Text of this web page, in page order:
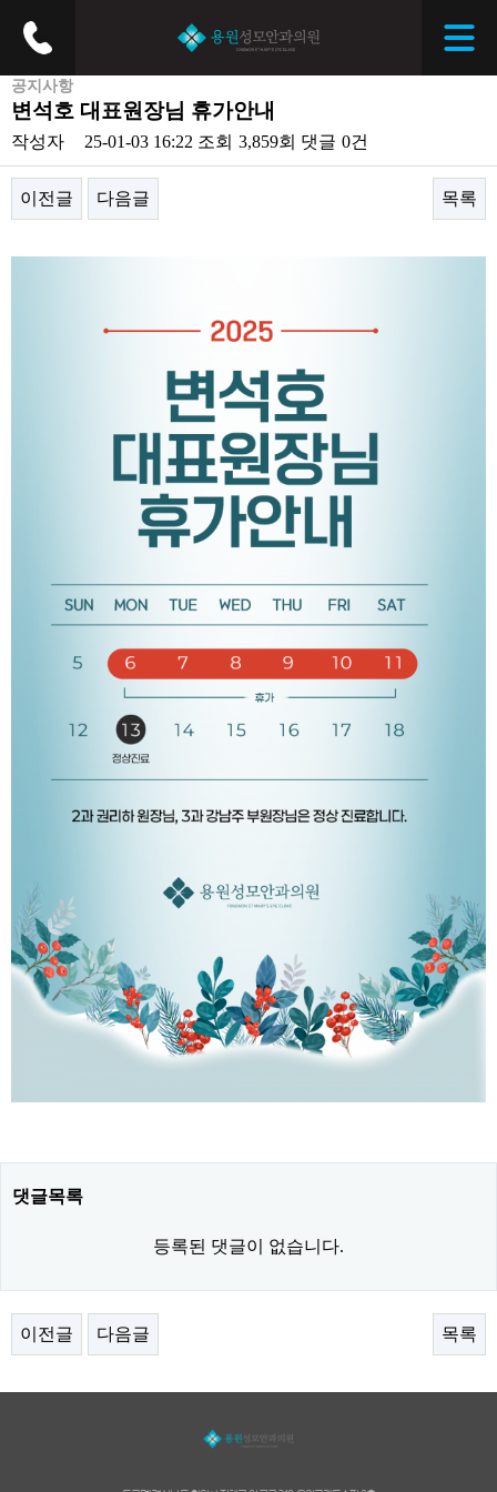
공지사항
변석호 대표원장님 휴가안내
작성자 25-01-03 16:22 조회 3,859회 댓글 0건
이전글 다음글 목록
본문
댓글목록
등록된 댓글이 없습니다.
이전글 다음글 목록